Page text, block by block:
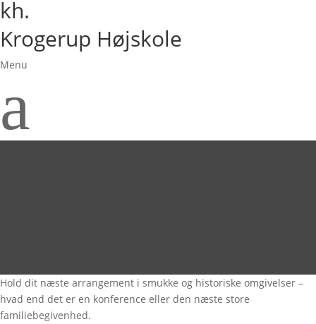
kh.
Krogerup Højskole
Menu
a
Hold dit næste arrangement i smukke og historiske omgivelser –
hvad end det er en konference eller den næste store
familiebegivenhed.